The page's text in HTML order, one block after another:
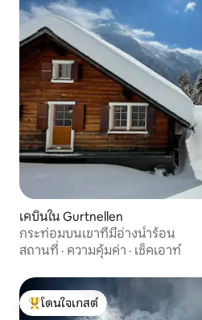
เคบินใน Gurtnellen
กระท่อมบนเขาที่มีอ่างน้ำร้อน
สถานที่ · ความคุ้มค่า · เช็คเอาท์
โดนใจเกสต์ที่สุด
โดนใจเกสต์